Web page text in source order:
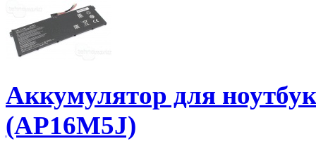
Аккумулятор для
(AP16M5J)